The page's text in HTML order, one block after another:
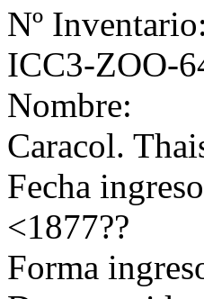
Nº Inventario:
ICC3-ZOO-
Nombre:
Caracol.
Fecha
<1877??
Forma